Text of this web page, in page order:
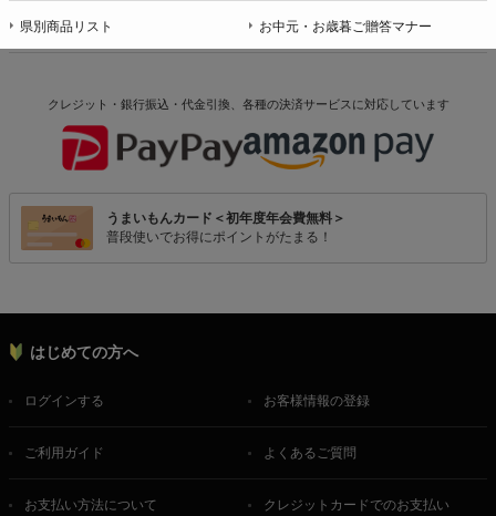
県別商品リスト お中元・お歳暮ご贈答マナー
クレジット・銀行振込・代金引換、各種の決済サービスに対応しています
うまいもんカード＜初年度年会費無料＞
普段使いでお得にポイントがたまる！
はじめての方へ
ログインする お客様情報の登録
ご利用ガイド よくあるご質問
お支払い方法について クレジットカードでのお支払い